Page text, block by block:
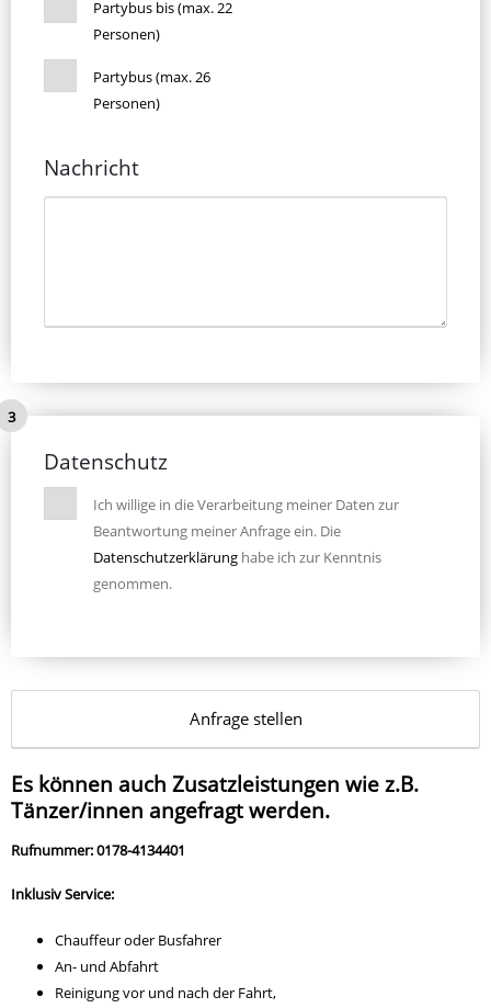
Partybus bis (max. 22
Personen)
Partybus (max. 26
Personen)
Nachricht
Datenschutz
Ich willige in die Verarbeitung meiner Daten zur
Beantwortung meiner Anfrage ein. Die
Datenschutzerklärung habe ich zur Kenntnis
genommen.
Es können auch Zusatzleistungen wie z.B.
Tänzer/innen angefragt werden.
Rufnummer: 0178-4134401
Inklusiv Service:
Chauffeur oder Busfahrer
An- und Abfahrt
Reinigung vor und nach der Fahrt,